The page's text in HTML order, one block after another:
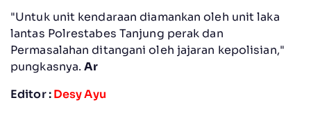
"Untuk unit kendaraan diamankan oleh unit laka
lantas Polrestabes Tanjung perak dan
Permasalahan ditangani oleh jajaran kepolisian,"
pungkasnya.Ar
Editor :Desy Ayu